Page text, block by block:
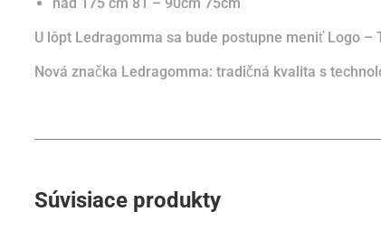
U lôpt Ledragomma sa bude postupne meniť Logo –
Nová značka Ledragomma: tradičná kvalita s
Súvisiace produkty